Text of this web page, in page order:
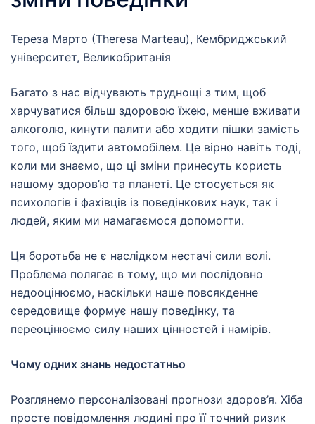
поведінки часто розробляються для пацієнтів із
забезпеченими. Оцініть, наскільки ваші матеріали
та процеси є зрозумілими, культурно прийнятними
формати подання інформації. Ознайомлюйтеся та
взаємодійте, наприклад, з рамковими моделями та
теоріями рівності (
equity frameworks
початку.
– Будьте готові оскаржувати несправедливі
усталені практики та структури.
Звертайте увагу
на закономірності в тому, хто пропускає прийоми,
кого спрямовують на подальше лікування та кому
це приносить найменшу користь. Обговорюйте ці
спостереження зі своєю командою та ставте
запитання їм і пацієнтам про те, чому можуть
виникати такі несправедливі практики. Відстоюйте
потреби цих пацієнтів, висловлені ними самими. Це
може включати гнучке планування прийомів,
доступ до послуг перекладача, інформаційно-
підтримку цих потреб.
– Визнавайте цінність різних форм доказів.
Тереза Марто (Theresa Marteau), Кембриджський
університет, Великобританія
Багато з нас відчувають труднощі з тим, щоб
харчуватися більш здоровою їжею, менше вживати
алкоголю, кинути палити або ходити пішки замість
того, щоб їздити автомобілем. Це вірно навіть тоді,
коли ми знаємо, що ці зміни принесуть користь
нашому здоров’ю та планеті. Це стосується як
психологів і фахівців із поведінкових наук, так і
людей, яким ми намагаємося допомогти.
Ця боротьба не є наслідком нестачі сили волі.
Проблема полягає в тому, що ми послідовно
недооцінюємо, наскільки наше повсякденне
середовище формує нашу поведінку, та
переоцінюємо силу наших цінностей і намірів.
Чому одних знань недостатньо
Розглянемо персоналізовані прогнози здоров’я. Хіба
просте повідомлення людині про її точний ризик